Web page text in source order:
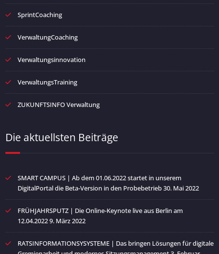
SprintCoaching
VerwaltungCoaching
Verwaltungsinnovation
VerwaltungsTraining
ZUKUNFTSINFO Verwaltung
Die aktuellsten Beiträge
SMART CAMPUS | Ab dem 01.06.2022 startet in unserem
DigitalPortal die Beta-Version in den Probebetrieb30. Mai 2022
FRÜHJAHRSPUTZ | Die Online-Keynote live aus Berlin am
12.04.20229. März 2022
RATSINFORMATIONSYSYSTEME | Das bringen Lösungen für digitale